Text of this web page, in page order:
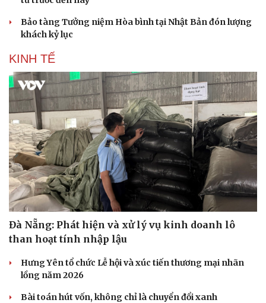
Văn hóa
Sân khấu - Điện ảnh
Văn học
Âm nhạc
Di sản
Nghệ sĩ
Thời trang
Sao Việt
Bảo tàng Tưởng niệm Hòa bình tại Nhật Bản đón lượng
khách kỷ lục
KINH TẾ
Đà Nẵng: Phát hiện và xử lý vụ kinh doanh lô
than hoạt tính nhập lậu
Hưng Yên tổ chức Lễ hội và xúc tiến thương mại nhãn
lồng năm 2026
Bài toán hút vốn, không chỉ là chuyển đổi xanh